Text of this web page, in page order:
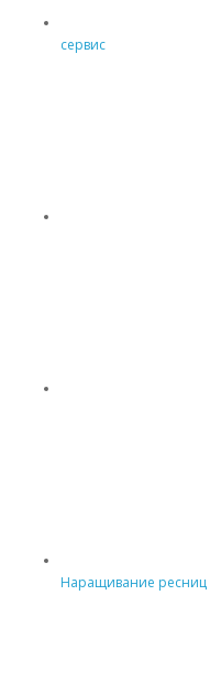
сервис
Наращивание ресниц